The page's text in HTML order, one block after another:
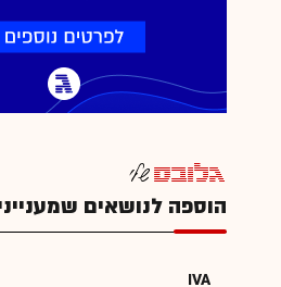
הוספה לנושאים
IVA